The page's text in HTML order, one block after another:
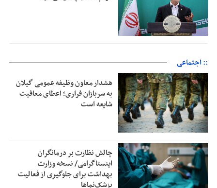
:: اجتماعی
هشدار معاون وظیفه عمومی گیلان
به سربازان فراری؛ اعطای معافیت
شایعه است
چالش نظارت بر درمانگران
اینستاگرامی/ نسخه وزارت
بهداشت برای جلوگیری از فعالیت
پزشک‌نماها